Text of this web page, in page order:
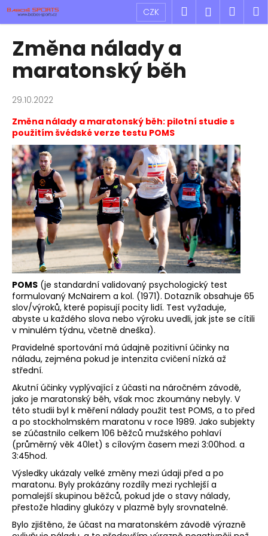
Přejít
obsah
CZK Hledat
Změna nálady a
maratonský běh
29.10.2022
Změna nálady a maratonský běh: pilotní studie s
použitím švédské verze testu POMS
POMS (je standardní validovaný psychologický test
formulovaný McNairem a kol. (1971). Dotazník obsahuje 65
slov/výroků, které popisují pocity lidí. Test vyžaduje,
abyste u každého slova nebo výroku uvedli, jak jste se cítili
v minulém týdnu, včetně dneška).
Pravidelné sportování má údajně pozitivní účinky na
náladu, zejména pokud je intenzita cvičení nízká až
střední.
Akutní účinky vyplývající z účasti na náročném závodě,
jako je maratonský běh, však moc zkoumány nebyly. V
této studii byl k měření nálady použit test POMS, a to před
a po stockholmském maratonu v roce 1989. Jako subjekty
se zúčastnilo celkem 106 běžců mužského pohlaví
(průměrný věk 40let) s cílovým časem mezi 3:00hod. a
3:45hod.
Výsledky ukázaly velké změny mezi údaji před a po
maratonu. Byly prokázány rozdíly mezi rychlejší a
pomalejší skupinou běžců, pokud jde o stavy nálady,
přestože hladiny glukózy v plazmě byly srovnatelné.
Bylo zjištěno, že účast na maratonském závodě výrazně
K
o
C
o
p
t
ř
e
b
u
j
e
t
e
n
a
j
í
t
?
HLEDAT
D
o
p
o
r
u